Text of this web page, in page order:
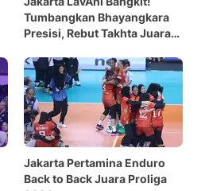
Tumbangkan Bhayangkara
Presisi, Rebut Takhta Juara
Jakarta Pertamina Enduro
Back to Back Juara Proliga